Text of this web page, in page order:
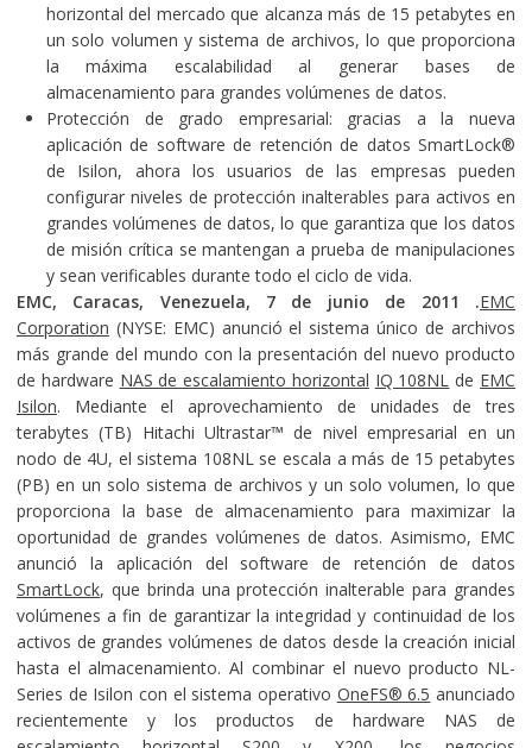
horizontal del mercado que alcanza más de 15 petabytes en
un solo volumen y sistema de archivos, lo que proporciona
la máxima escalabilidad al generar bases de
almacenamiento para grandes volúmenes de datos.
Protección de grado empresarial: gracias a la nueva
aplicación de software de retención de datos SmartLock®
de Isilon, ahora los usuarios de las empresas pueden
configurar niveles de protección inalterables para activos en
grandes volúmenes de datos, lo que garantiza que los datos
de misión crítica se mantengan a prueba de manipulaciones
y sean verificables durante todo el ciclo de vida.
EMC, Caracas, Venezuela, 7 de junio de 2011 .EMC
Corporation (NYSE: EMC) anunció el sistema único de archivos
más grande del mundo con la presentación del nuevo producto
de hardware NAS de escalamiento horizontal IQ 108NL de EMC
Isilon. Mediante el aprovechamiento de unidades de tres
terabytes (TB) Hitachi Ultrastar™ de nivel empresarial en un
nodo de 4U, el sistema 108NL se escala a más de 15 petabytes
(PB) en un solo sistema de archivos y un solo volumen, lo que
proporciona la base de almacenamiento para maximizar la
oportunidad de grandes volúmenes de datos. Asimismo, EMC
anunció la aplicación del software de retención de datos
SmartLock, que brinda una protección inalterable para grandes
volúmenes a fin de garantizar la integridad y continuidad de los
activos de grandes volúmenes de datos desde la creación inicial
hasta el almacenamiento. Al combinar el nuevo producto NL-
Series de Isilon con el sistema operativo OneFS® 6.5 anunciado
recientemente y los productos de hardware NAS de